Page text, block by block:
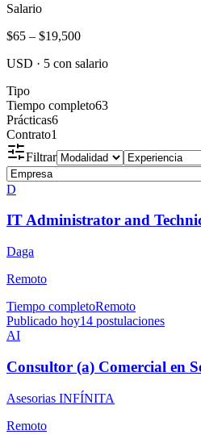
Salario
$65 – $19,500
USD · 5 con salario
Tipo
Tiempo completo63
Prácticas6
Contrato1
Filtrar
D
IT Administrator and
Daga
Remoto
Tiempo completoRemoto
Publicado hoy14 postulaciones
AI
Consultor (a) Comercial en
Asesorias INFÍNITA
Remoto